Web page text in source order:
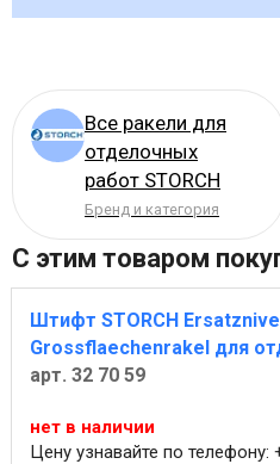
Все ракели для
отделочных
работ STORCH
Бренд и категория
С этим товаром
Штифт STORCH
Grossflaechenrakel для
арт. 32 70 59
нет в наличии
Цену узнавайте по телефону: